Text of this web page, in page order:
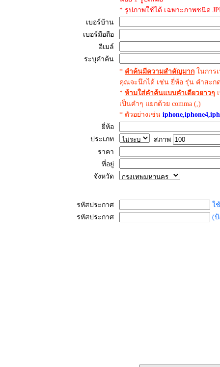
* รูปภาพใช้ได้ เฉพาะภาพชนิด
เบอร์บ้าน
เบอร์มือถือ
อีเมล์
ระบุคำค้น
* คำค้นมีความสำคัญมาก ในการ
คุณจะนึกได้ เช่น ยี่ห้อ รุ่น คำสะก
* ห้ามใส่คำค้นแบบคำเดียวยาวๆ
เป็นคำๆ แยกด้วย comma (,)
* ตัวอย่างเช่น
ยี่ห้อ
ประเภท
สภาพ
ราคา
ที่อยู่
จังหวัด
รหัสประกาศ
ใ
รหัสประกาศ
(ป้